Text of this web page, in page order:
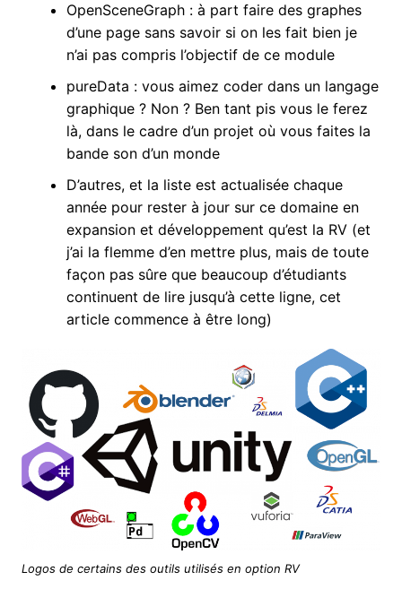
OpenSceneGraph : à part faire des graphes
d’une page sans savoir si on les fait bien je
n’ai pas compris l’objectif de ce module
pureData : vous aimez coder dans un langage
graphique ? Non ? Ben tant pis vous le ferez
là, dans le cadre d’un projet où vous faites la
bande son d’un monde
D’autres, et la liste est actualisée chaque
année pour rester à jour sur ce domaine en
expansion et développement qu’est la RV (et
j’ai la flemme d’en mettre plus, mais de toute
façon pas sûre que beaucoup d’étudiants
continuent de lire jusqu’à cette ligne, cet
article commence à être long)
Logos de certains des outils utilisés en option RV